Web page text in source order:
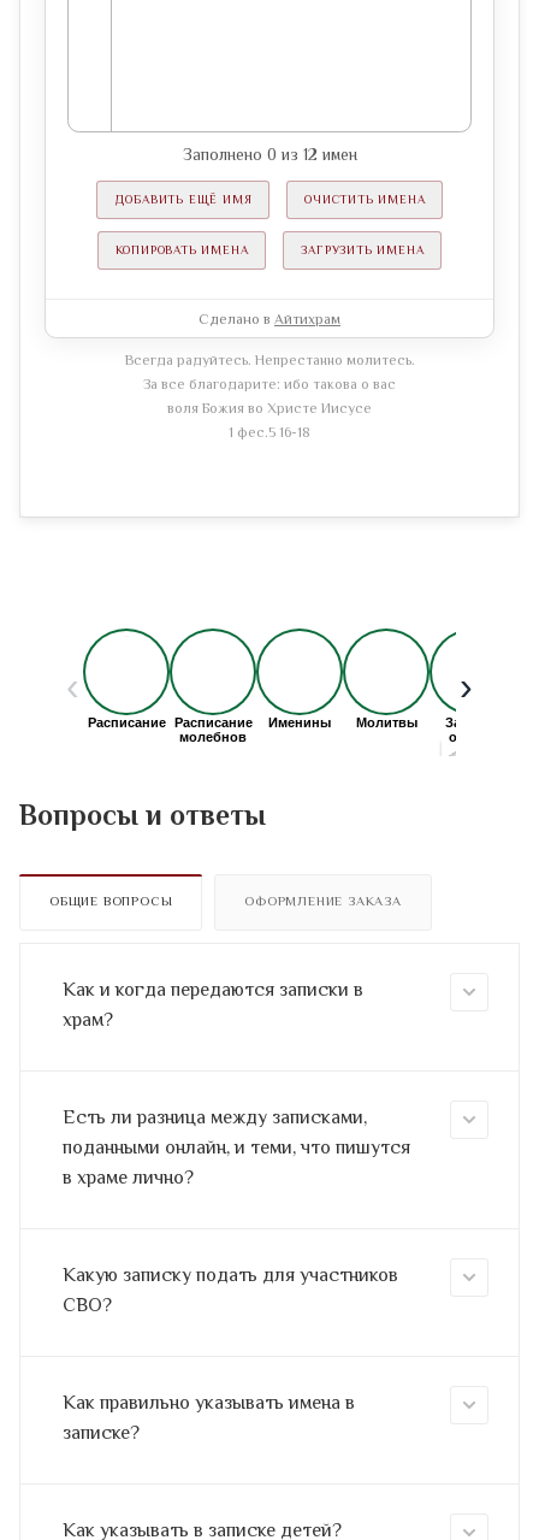
Заполнено 0 из 12 имен
ДОБАВИТЬ ЕЩЁ ИМЯ ОЧИСТИТЬ ИМЕНА
КОПИРОВАТЬ ИМЕНА ЗАГРУЗИТЬ ИМЕНА
Сделано в Айтихрам
Всегда радуйтесь. Непрестанно молитесь.
За все благодарите: ибо такова о вас
воля Божия во Христе Иисусе
1 фес.5 16-18
Вопросы и ответы
ОБЩИЕ ВОПРОСЫ ОФОРМЛЕНИЕ ЗАКАЗА
Как и когда передаются записки в
храм?
Есть ли разница между записками,
поданными онлайн, и теми, что пишутся
в храме лично?
Какую записку подать для участников
СВО?
Как правильно указывать имена в
записке?
Как указывать в записке детей?